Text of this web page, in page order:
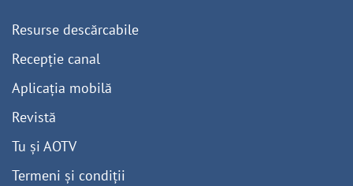
Resurse descărcabile
Recepție canal
Aplicația mobilă
Revistă
Tu și AOTV
Termeni și condiții